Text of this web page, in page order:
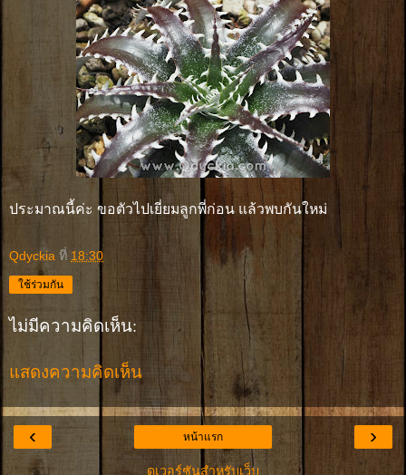
ประมาณนี้ค่ะ ขอตัวไปเยี่ยมลูกพี่ก่อน แล้วพบกันใหม่
Qdyckia ที่ 18:30
ใช้ร่วมกัน
ไม่มีความคิดเห็น:
แสดงความคิดเห็น
‹ ›
หน้าแรก
ดูเวอร์ชันสำหรับเว็บ